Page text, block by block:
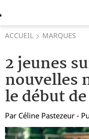
ACCUEIL MARQUES
2 jeunes
nouvelles
le début
Par Céline Pastezeur -